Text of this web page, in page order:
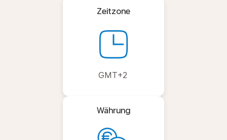
Zeitzone
GMT+2
Währung